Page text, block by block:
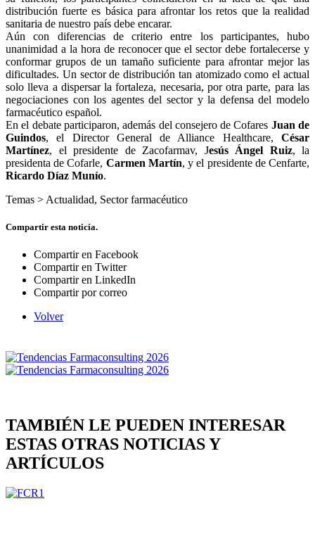
distribución fuerte es básica para afrontar los retos que la realidad
sanitaria de nuestro país debe encarar.
Aún con diferencias de criterio entre los participantes, hubo
unanimidad a la hora de reconocer que el sector debe fortalecerse y
conformar grupos de un tamaño suficiente para afrontar mejor las
dificultades. Un sector de distribución tan atomizado como el actual
solo lleva a dispersar la fortaleza, necesaria, por otra parte, para las
negociaciones con los agentes del sector y la defensa del modelo
farmacéutico español.
En el debate participaron, además del consejero de Cofares Juan de
Guindos, el Director General de Alliance Healthcare, César
Martínez, el presidente de Zacofarmav, Jesús Ángel Ruiz, la
presidenta de Cofarle, Carmen Martín, y el presidente de Cenfarte,
Ricardo Díaz Munío.
Temas > Actualidad, Sector farmacéutico
Compartir esta noticía.
Compartir en Facebook
Compartir en Twitter
Compartir en LinkedIn
Compartir por correo
Volver
TAMBIÉN LE PUEDEN INTERESAR
ESTAS OTRAS NOTICIAS Y
ARTÍCULOS